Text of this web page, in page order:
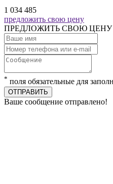
1 034 485
предложить свою цену
ПРЕДЛОЖИТЬ СВОЮ ЦЕНУ
* поля обязательные для
ОТПРАВИТЬ
Ваше сообщение отправлено!